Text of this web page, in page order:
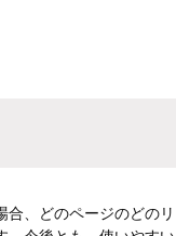
合、どのページのどのリ